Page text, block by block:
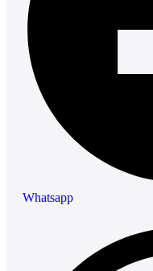
Whatsapp